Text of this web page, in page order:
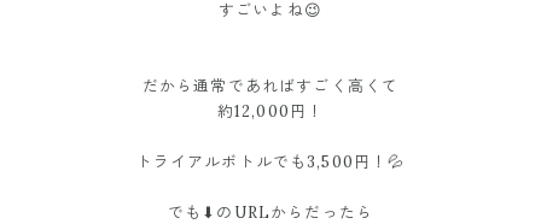
すごいよね😉
だから通常であればすごく高くて
約12,000円！
トライアルボトルでも3,500円！💦
でも⬇︎のURLからだったら